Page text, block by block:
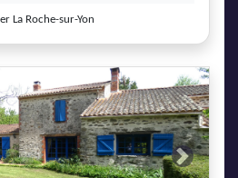
La Roche-sur-Yon
Next